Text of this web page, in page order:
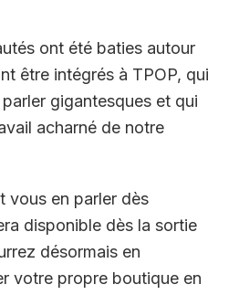
ont été baties autour
être intégrés à TPOP, qui
gigantesques et qui
acharné de notre
vous en parler dès
disponible dès la sortie
désormais en
votre propre boutique en